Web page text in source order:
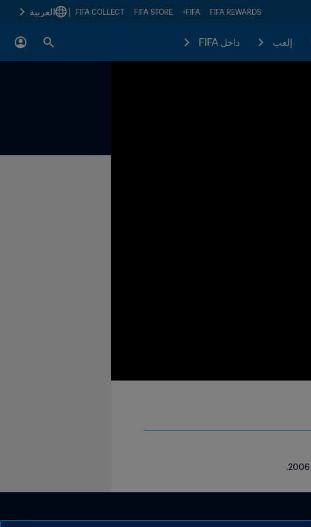
FIFA REWARDS
FIFA+
FIFA STORE
FIFA COLLECT العربية
إلعب داخل FIFA